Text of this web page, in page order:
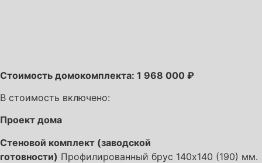
Стоимость домокомплекта: 1 968 000 ₽
В стоимость включено:
Проект дома
Стеновой комплект (заводской
готовности) Профилированный брус 140х140 (190) мм.